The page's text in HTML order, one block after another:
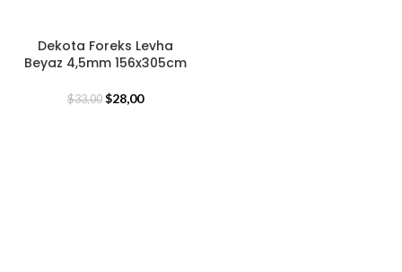
Dekota Foreks Levha
Beyaz 4,5mm 156x305cm
$33,00 $28,00